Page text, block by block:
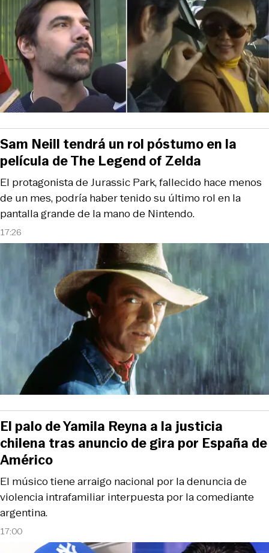
17:26
El protagonista de Jurassic Park, fallecido hace menos
de un mes, podría haber tenido su último rol en la
pantalla grande de la mano de Nintendo.
Sam Neill tendrá un rol póstumo en la
película de The Legend of Zelda
17:00
El músico tiene arraigo nacional por la denuncia de
violencia intrafamiliar interpuesta por la comediante
argentina.
El palo de Yamila Reyna a la justicia
chilena tras anuncio de gira por España de
Américo